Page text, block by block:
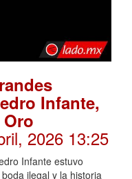
Infante,
2026 13:25
Infante estuvo
ilegal y la historia